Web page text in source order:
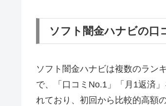
ソフト闇金ハナビの口
ソフト闇金ハナビは複数のラン
で、「口コミNo.1」「月1返済
れており、初回から比較的高額